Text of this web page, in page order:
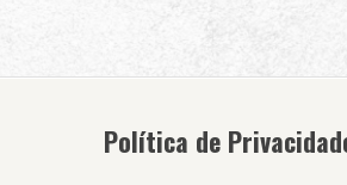
Política de